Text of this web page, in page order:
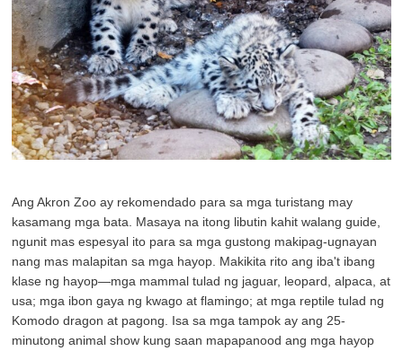
Ang Akron Zoo ay rekomendado para sa mga turistang may
kasamang mga bata. Masaya na itong libutin kahit walang guide,
ngunit mas espesyal ito para sa mga gustong makipag-ugnayan
nang mas malapitan sa mga hayop. Makikita rito ang iba't ibang
klase ng hayop—mga mammal tulad ng jaguar, leopard, alpaca, at
usa; mga ibon gaya ng kwago at flamingo; at mga reptile tulad ng
Komodo dragon at pagong. Isa sa mga tampok ay ang 25-
minutong animal show kung saan mapapanood ang mga hayop